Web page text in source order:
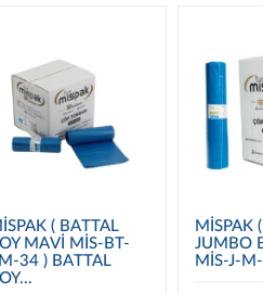
( BATTAL
MAVİ MİS-BT-
34 ) BATTAL
MİSPAK
JUMBO
MİS-J-